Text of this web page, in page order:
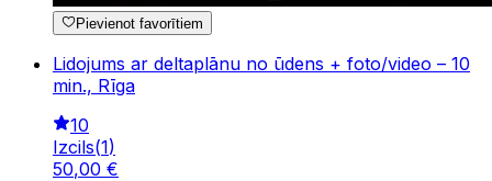
Pievienot favorītiem
Lidojums ar deltaplānu no ūdens + foto/video – 10
min., Rīga
10
Izcils(1)
50,00 €